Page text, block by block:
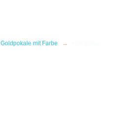
Goldpokale mit Farbe →